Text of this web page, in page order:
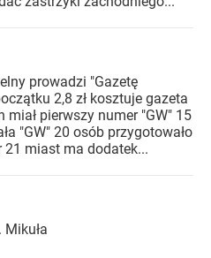
prowadzi "Gazetę
2,8 zł kosztuje gazeta
miał pierwszy numer "GW" 15
"GW" 20 osób przygotowało
21 miast ma dodatek...